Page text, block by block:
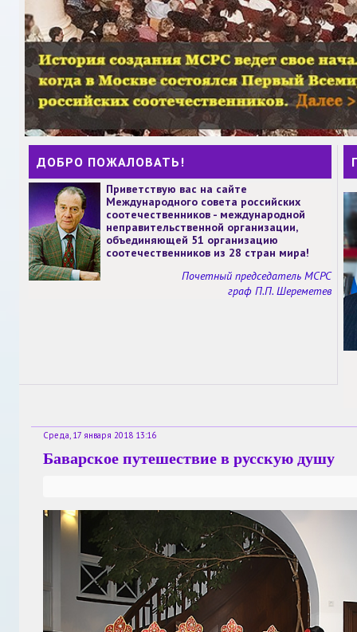
ДОБРО ПОЖАЛОВАТЬ!
Приветствую вас на сайте
Международного совета российских
соотечественников - международной
неправительственной организации,
объединяющей 51 организацию
соотечественников из 28 стран мира!
Почетный председатель МСРС
граф П.П. Шереметев
Среда, 17 января 2018 13:16
Баварское путешествие в русскую душу